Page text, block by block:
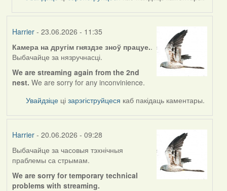
Harrier- 23.06.2026 - 11:35
Камера на другім гняздзе зноў працуе..
Выбачайце за нязручнасці.
We are streaming again from the 2nd
nest. We are sorry for any inconvinience.
Увайдзіце цізарэгіструйцеся каб пакідаць каментары.
Harrier- 20.06.2026 - 09:28
Выбачайце за часовыя тэхнічныя
праблемы са стрымам.
We are sorry for temporary technical
problems with streaming.